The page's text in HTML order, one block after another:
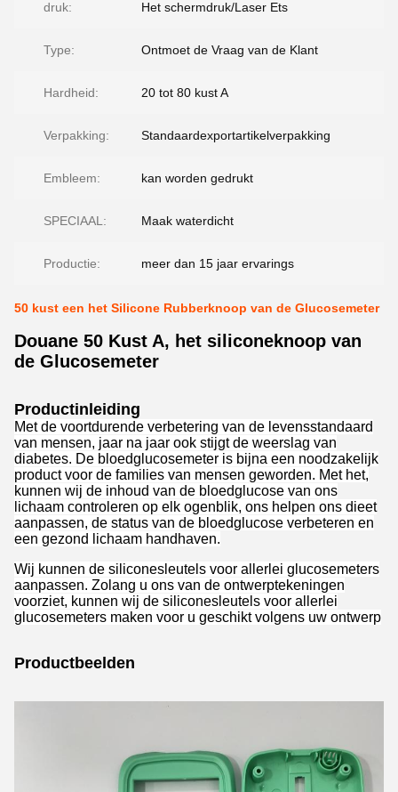
druk: Het schermdruk/Laser Ets
Type: Ontmoet de Vraag van de Klant
Hardheid: 20 tot 80 kust A
Verpakking: Standaardexportartikelverpakking
Embleem: kan worden gedrukt
SPECIAAL: Maak waterdicht
Productie: meer dan 15 jaar ervarings
50 kust een het Silicone Rubberknoop van de Glucosemeter
Douane 50 Kust A, het siliconeknoop van
de Glucosemeter
Productinleiding
Met de voortdurende verbetering van de levensstandaard
van mensen, jaar na jaar ook stijgt de weerslag van
diabetes. De bloedglucosemeter is bijna een noodzakelijk
product voor de families van mensen geworden. Met het,
kunnen wij de inhoud van de bloedglucose van ons
lichaam controleren op elk ogenblik, ons helpen ons dieet
aanpassen, de status van de bloedglucose verbeteren en
een gezond lichaam handhaven.
Wij kunnen de siliconesleutels voor allerlei glucosemeters
aanpassen. Zolang u ons van de ontwerptekeningen
voorziet, kunnen wij de siliconesleutels voor allerlei
glucosemeters maken voor u geschikt volgens uw ontwerp
Productbeelden